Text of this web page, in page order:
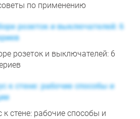
по применению
розеток и выключателей: 6
к стене: рабочие способы и